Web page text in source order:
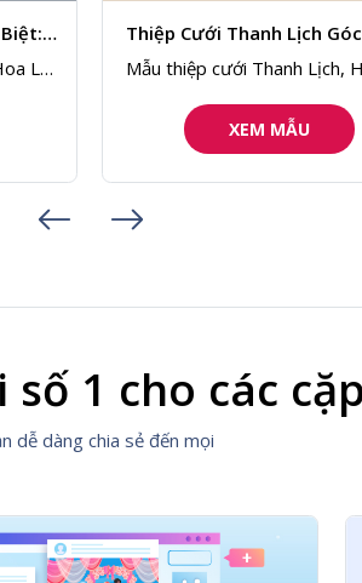
Vườn
Lá,
Thiệp Cưới Forever
Mẫu thiệp cưới Sang Trọng,
XEM MẪU
1 cho các
dễ dàng chia sẻ đến mọi